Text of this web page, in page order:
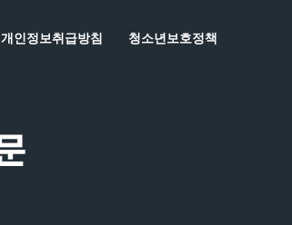
개인정보취급방침 청소년보호정책